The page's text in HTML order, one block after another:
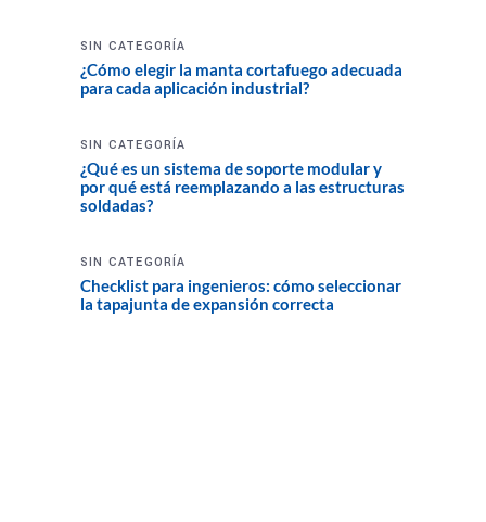
SIN CATEGORÍA
¿Cómo elegir la manta cortafuego adecuada
para cada aplicación industrial?
SIN CATEGORÍA
¿Qué es un sistema de soporte modular y
por qué está reemplazando a las estructuras
soldadas?
SIN CATEGORÍA
Checklist para ingenieros: cómo seleccionar
la tapajunta de expansión correcta